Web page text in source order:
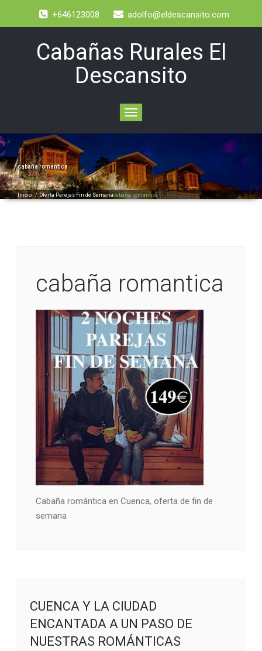
+646123008 adolfo@eldescansito.com
Cabañas Rurales El
Descansito
Toggle
navigation
cabaña romantica
Inicio/Oferta Parejas Fin de Semanacabaña romantica
cabaña romantica
Cabaña romántica en Cuenca, oferta de fin de
semana
CUENCA Y LA CIUDAD
ENCANTADA A UN PASO DE
NUESTRAS ROMÁNTICAS